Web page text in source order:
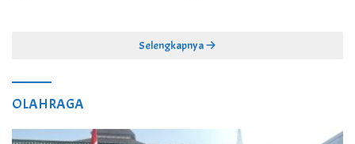
Selengkapnya
OLAHRAGA